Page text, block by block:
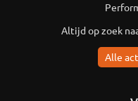
Altijd op zoek
Alle